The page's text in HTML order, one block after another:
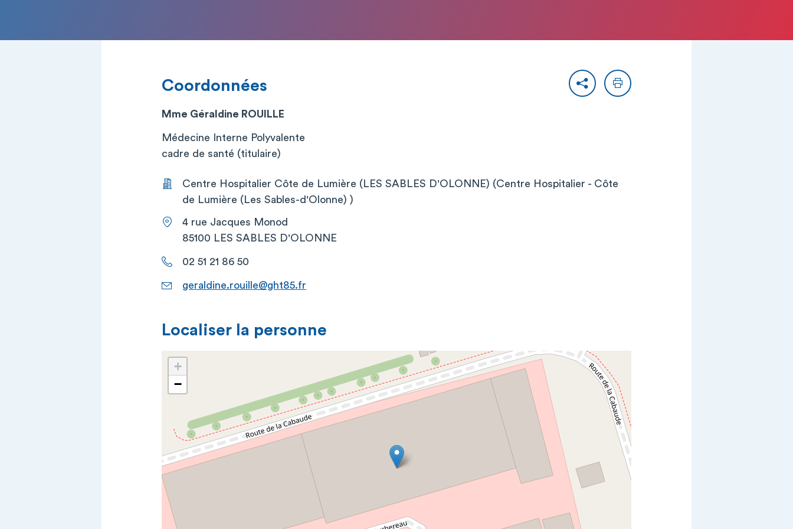
PartagerImprimer
Coordonnées
Mme Géraldine ROUILLE
Médecine Interne Polyvalente
cadre de santé (titulaire)
Centre Hospitalier Côte de Lumière (LES SABLES D'OLONNE) (Centre Hospitalier - Côte
de Lumière (Les Sables-d'Olonne) )
4 rue Jacques Monod
85100 LES SABLES D'OLONNE
02 51 21 86 50
geraldine.rouille@ght85.fr
Localiser la personne
+
−